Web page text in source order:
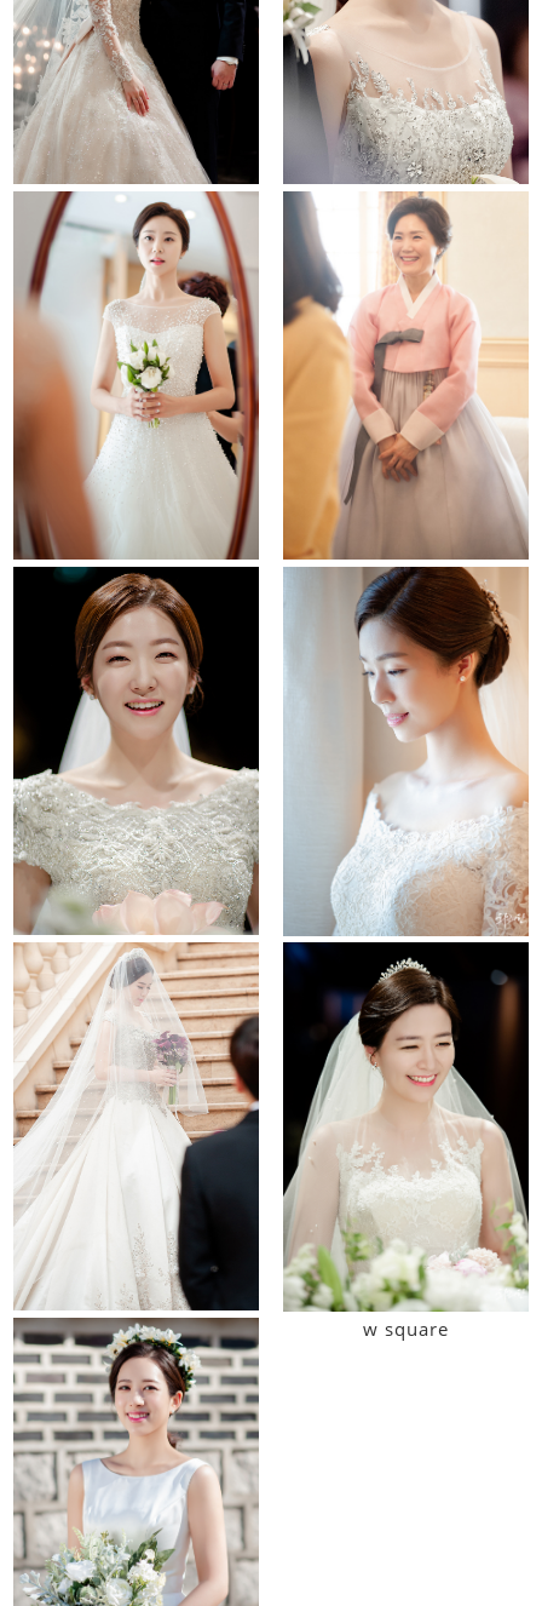
raum walkerhill hotel
la viedouce behind story
it convention el tower
raum w square